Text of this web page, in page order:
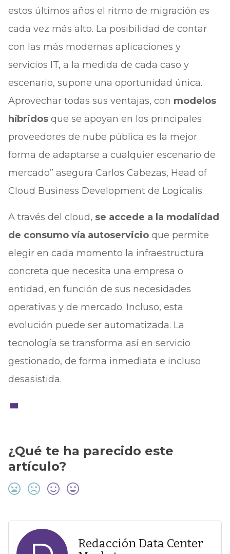
estos últimos años el ritmo de migración es
cada vez más alto. La posibilidad de contar
con las más modernas aplicaciones y
servicios IT, a la medida de cada caso y
escenario, supone una oportunidad única.
Aprovechar todas sus ventajas, con modelos
híbridosque se apoyan en los principales
proveedores de nube pública es la mejor
forma de adaptarse a cualquier escenario de
mercado” asegura Carlos Cabezas, Head of
Cloud Business Development de Logicalis.
A través del cloud, se accede a la modalidad
de consumo vía autoservicio que permite
elegir en cada momento la infraestructura
concreta que necesita una empresa o
entidad, en función de sus necesidades
operativas y de mercado. Incluso, esta
evolución puede ser automatizada. La
tecnología se transforma así en servicio
gestionado, de forma inmediata e incluso
desasistida.
¿Qué te ha parecido este
artículo?
Redacción Data Center